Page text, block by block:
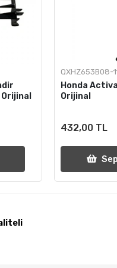
QXHZ653B08-
Honda
Orijinal
432,00 TL